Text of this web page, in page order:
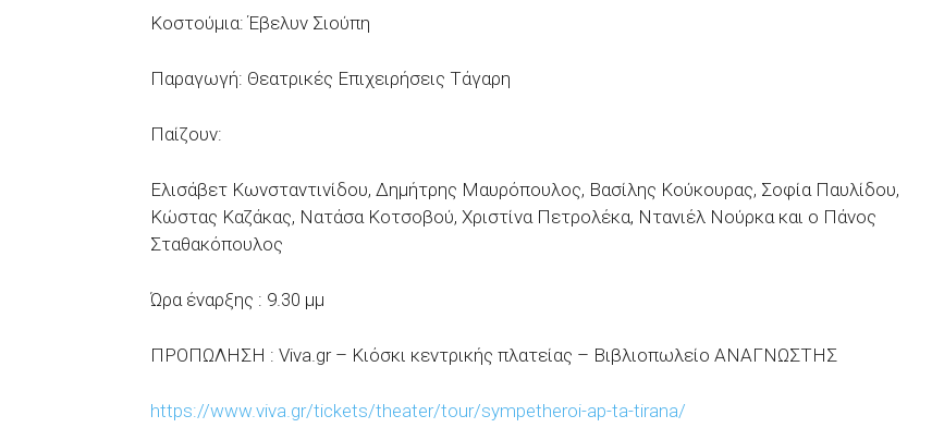
Κοστούμια: Έβελυν Σιούπη
Παραγωγή: Θεατρικές Επιχειρήσεις Τάγαρη
Παίζουν:
Ελισάβετ Κωνσταντινίδου, Δημήτρης Μαυρόπουλος, Βασίλης Κούκουρας, Σοφία Παυλίδου,
Κώστας Καζάκας, Νατάσα Κοτσοβού, Χριστίνα Πετρολέκα, Ντανιέλ Νούρκα και ο Πάνος
Σταθακόπουλος
Ώρα έναρξης : 9.30 μμ
ΠΡΟΠΩΛΗΣΗ : Viva.gr – Κιόσκι κεντρικής πλατείας – Βιβλιοπωλείο ΑΝΑΓΝΩΣΤΗΣ
https://www.viva.gr/tickets/theater/tour/sympetheroi-ap-ta-tirana/